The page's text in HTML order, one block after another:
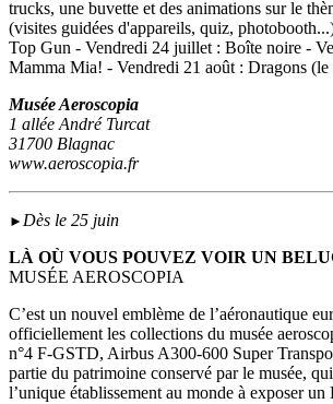
trucks, une buvette et des animations sur le
(visites guidées d'appareils, quiz,
Top Gun - Vendredi 24 juillet : Boîte noire -
Mamma Mia! - Vendredi 21 août : Dragons (le
Musée Aeroscopia
1 allée André Turcat
31700 Blagnac
www.aeroscopia.fr
► Dès le 25 juin
LÀ OÙ VOUS POUVEZ VOIR UN
MUSÉE AEROSCOPIA
C’est un nouvel emblème de l’aéronautique
officiellement les collections du musée
n°4 F-GSTD, Airbus A300-600 Super
partie du patrimoine conservé par le musée,
l’unique établissement au monde à exposer un